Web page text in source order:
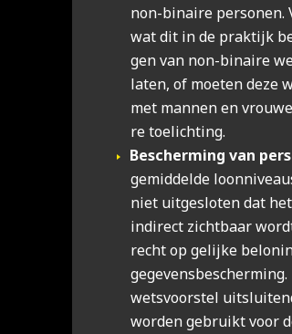
non-binai­re per­so­nen.
wat dit in de prak­tijk
gen van non-binai­re
laten, of moe­ten deze
met man­nen en
re toe­lich­ting.
Bescher­ming van
gemid­del­de
niet uit­ge­slo­ten dat
indi­rect zicht­baar
recht op gelij­ke
wets­voor­stel
wor­den gebruikt voor